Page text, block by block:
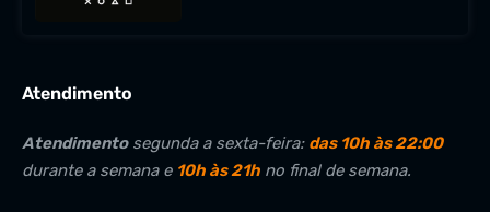
Atendimento
Atendimentosegunda a sexta-feira: das 10h às 22:00
durante a semana e 10h às 21h no final de semana.